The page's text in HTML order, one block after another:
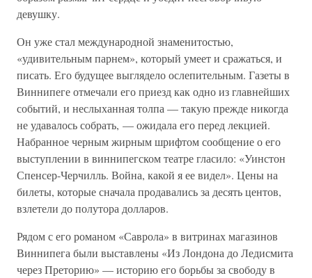
девушку.
Он уже стал международной знаменитостью,
«удивительным парнем», который умеет и сражаться, и
писать. Его будущее выглядело ослепительным. Газеты в
Виннипеге отмечали его приезд как одно из главнейших
событий, и неслыханная толпа — такую прежде никогда
не удавалось собрать, — ожидала его перед лекцией.
Набранное черным жирным шрифтом сообщение о его
выступлении в виннипегском театре гласило: «Уинстон
Спенсер-Черчилль. Война, какой я ее видел». Цены на
билеты, которые сначала продавались за десять центов,
взлетели до полутора долларов.
Рядом с его романом «Саврола» в витринах магазинов
Виннипега были выставлены «Из Лондона до Ледисмита
через Преторию» — историю его борьбы за свободу в